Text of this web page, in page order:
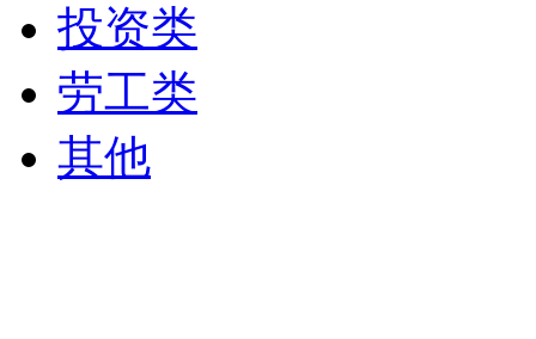
投资类
劳工类
其他